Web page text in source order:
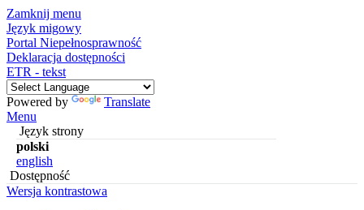
Zamknij menu
Język migowy
Portal Niepełnosprawność
Deklaracja dostępności
ETR - tekst
Powered by
Translate
Menu
Język strony
polski
english
Dostępność
Wersja kontrastowa